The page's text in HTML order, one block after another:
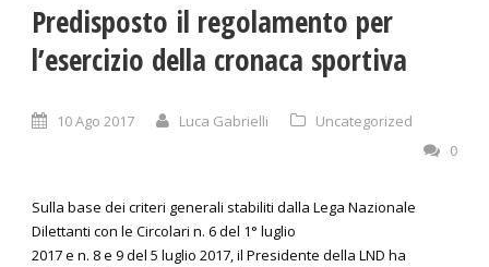
Predisposto il regolamento per
l’esercizio della cronaca sportiva
10 Ago 2017 Luca Gabrielli
Uncategorized
0
Sulla base dei criteri generali stabiliti dalla Lega Nazionale
Dilettanti con le Circolari n. 6 del 1° luglio
2017 e n. 8 e 9 del 5 luglio 2017, il Presidente della LND ha